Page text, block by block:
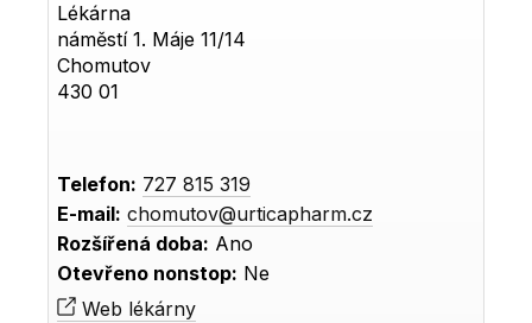
Lékárna
náměstí 1. Máje 11/14
Chomutov
430 01
Telefon: 727 815 319
E-mail: chomutov@urticapharm.cz
Rozšířená doba: Ano
Otevřeno nonstop: Ne
Web lékárny